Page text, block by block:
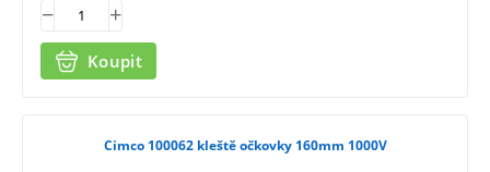
Koupit
Cimco 100062 kleště očkovky 160mm 1000V